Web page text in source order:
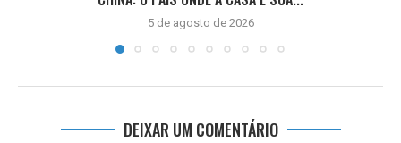
5 de agosto de 2026
DEIXAR UM COMENTÁRIO